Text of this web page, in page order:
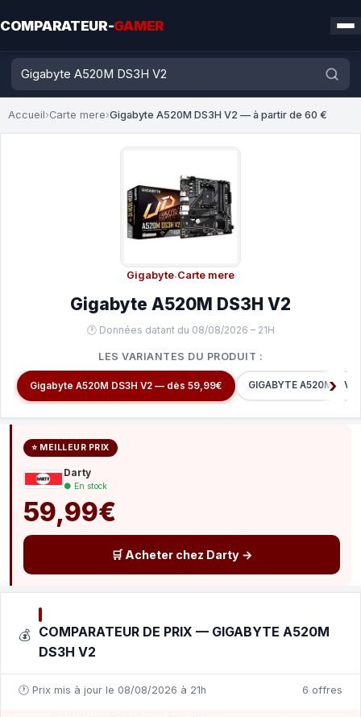
COMPARATEUR-GAMER
Accueil›Carte mere›Gigabyte A520M DS3H V2 — à partir de 60 €
Gigabyte·Carte mere
Gigabyte A520M DS3H V2
🕐 Données datant du 08/08/2026 – 21H
LES VARIANTES DU PRODUIT :
Gigabyte A520M DS3H V2 — dès 59,99€ GIGABYTE A520M K
⭐ MEILLEUR PRIX
Darty
● En stock
59,99€
🛒 Acheter chez Darty →
💰 COMPARATEUR DE PRIX — GIGABYTE A520M
DS3H V2
🕐 Prix mis à jour le 08/08/2026 à 21h 6 offres